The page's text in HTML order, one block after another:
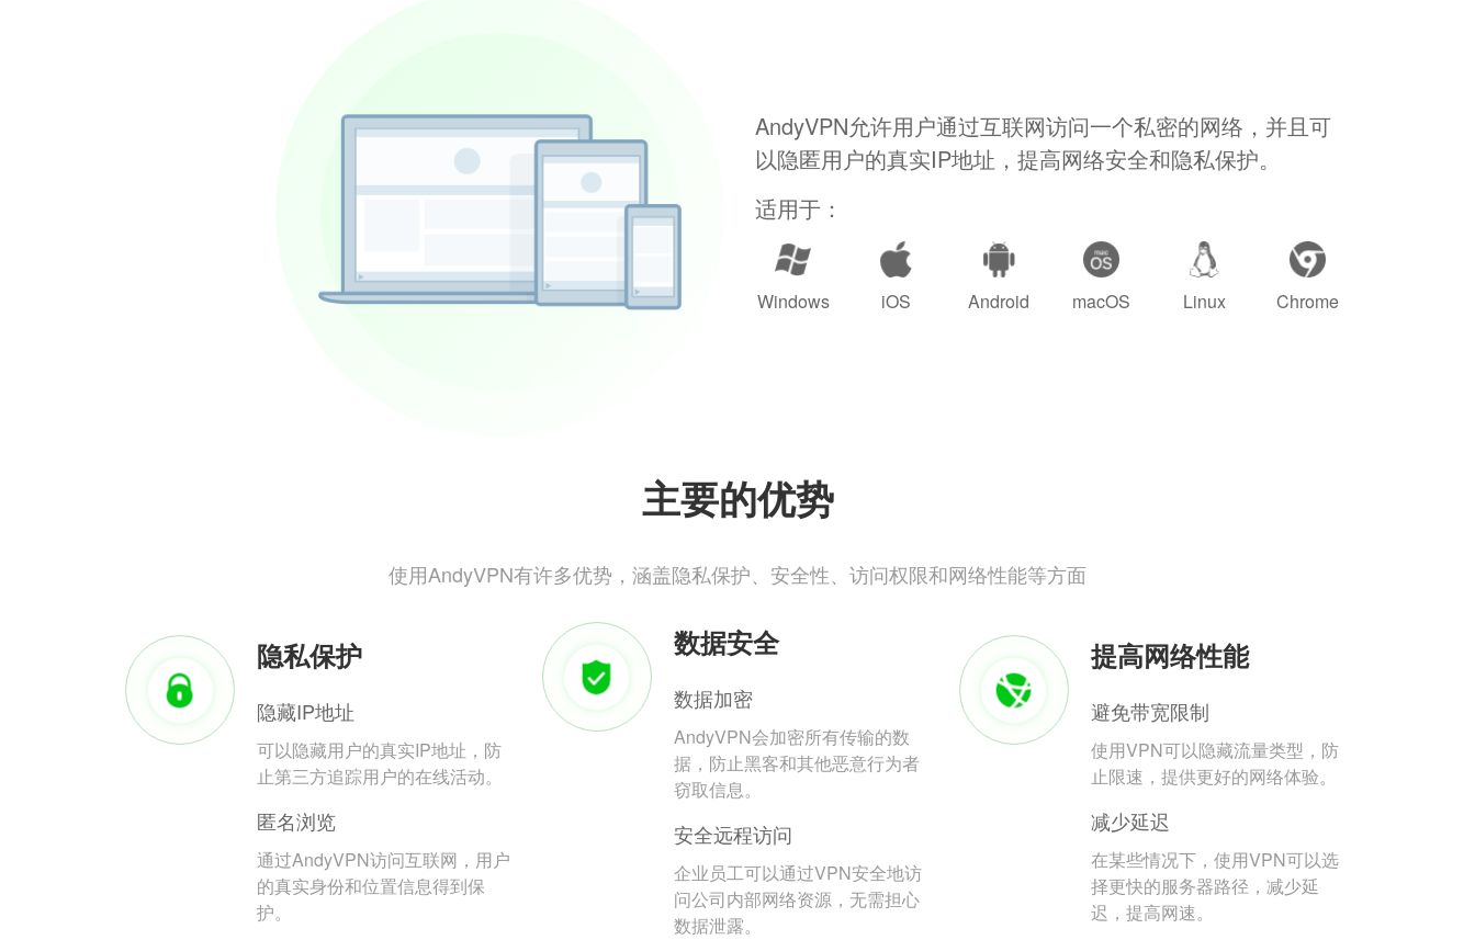
AndyVPN允许用户通过互联网访问一个私密的网络，并且可
以隐匿用户的真实IP地址，提高网络安全和隐私保护。
适用于：
Windows iOS Android macOS Linux Chrome
主要的优势
使用AndyVPN有许多优势，涵盖隐私保护、安全性、访问权限和网络性能等方面
隐私保护
隐藏IP地址
可以隐藏用户的真实IP地址，防
止第三方追踪用户的在线活动。
匿名浏览
通过AndyVPN访问互联网，用户
的真实身份和位置信息得到保
护。
数据安全
数据加密
AndyVPN会加密所有传输的数
据，防止黑客和其他恶意行为者
窃取信息。
安全远程访问
企业员工可以通过VPN安全地访
问公司内部网络资源，无需担心
数据泄露。
提高网络性能
避免带宽限制
使用VPN可以隐藏流量类型，防
止限速，提供更好的网络体验。
减少延迟
在某些情况下，使用VPN可以选
择更快的服务器路径，减少延
迟，提高网速。